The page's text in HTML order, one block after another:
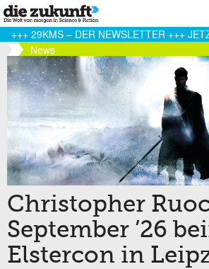
+++ 29KMS – DER NEWSLETTER +++
News
Christopher
September ’26
Elstercon in